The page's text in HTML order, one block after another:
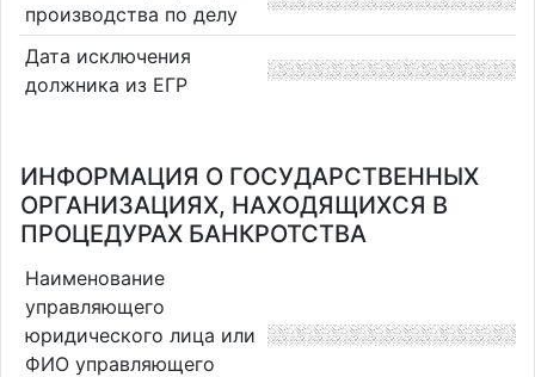
производства по делу
Дата исключения
должника из ЕГР
ИНФОРМАЦИЯ О ГОСУДАРСТВЕННЫХ
ОРГАНИЗАЦИЯХ, НАХОДЯЩИХСЯ В
ПРОЦЕДУРАХ БАНКРОТСТВА
Наименование
управляющего
юридического лица или
ФИО управляющего